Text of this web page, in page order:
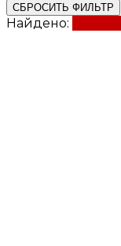
СБРОСИТЬ ФИЛЬТР
Найдено: